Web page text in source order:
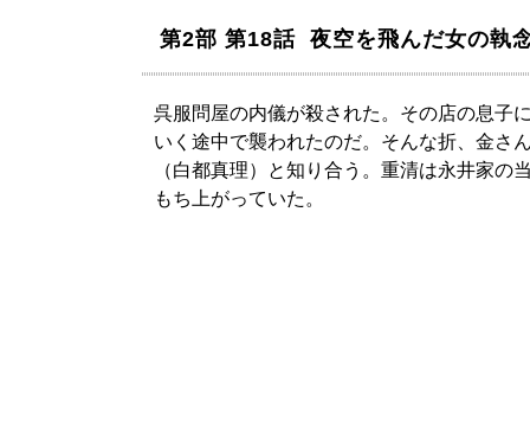
第2部 第18話 夜空を飛んだ女の執
呉服問屋の内儀が殺された。その店の息子
いく途中で襲われたのだ。そんな折、金さ
（白都真理）と知り合う。重清は永井家
もち上がっていた。